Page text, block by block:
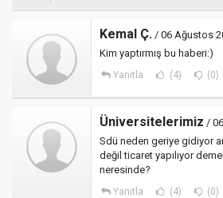
Kemal Ç. / 06 Ağustos
Kim yaptırmış bu haberi:)
Yanıtla (4) (0)
Üniversitelerimiz /
Sdü neden geriye gidiyor
değil ticaret yapılıyor
neresinde?
Yanıtla (4) (0)